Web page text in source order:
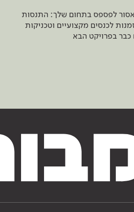
לפספס בתחום שלך: התנסות
לכנסים מקצועיים וטכניקות
בפרויקט הבא